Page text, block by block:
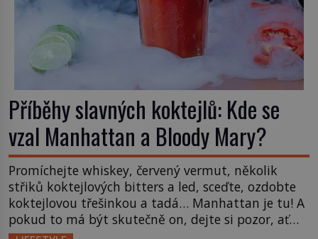
Příběhy slavných koktejlů: Kde se
vzal Manhattan a Bloody Mary?
Promíchejte whiskey, červený vermut, několik
střiků koktejlových bitters a led, sceďte, ozdobte
koktejlovou třešinkou a tadá… Manhattan je tu! A
pokud to má být skutečně on, dejte si pozor, ať
místo klasické americké rye whiskey či klidně